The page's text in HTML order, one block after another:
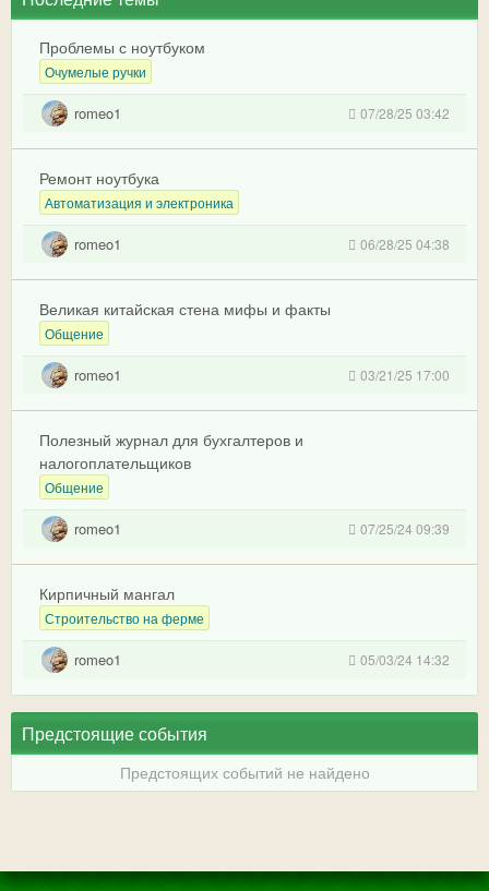
Проблемы с ноутбуком
Очумелые ручки
romeo1 07/28/25 03:42
Ремонт ноутбука
Автоматизация и электроника
romeo1 06/28/25 04:38
Великая китайская стена мифы и факты
Общение
romeo1 03/21/25 17:00
Полезный журнал для бухгалтеров и
налогоплательщиков
Общение
romeo1 07/25/24 09:39
Кирпичный мангал
Строительство на ферме
romeo1 05/03/24 14:32
Предстоящие события
Предстоящих событий не найдено